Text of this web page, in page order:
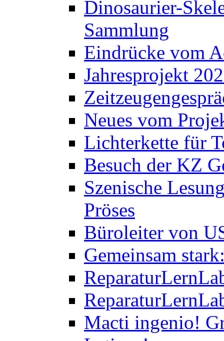
Dinosaurier-
Sammlung
Eindrücke vom
Jahresprojekt
Neues vom
Lichterkette für
Besuch der KZ
Szenische
Pröses
Büroleiter von
Gemeinsam
Macti ingenio!